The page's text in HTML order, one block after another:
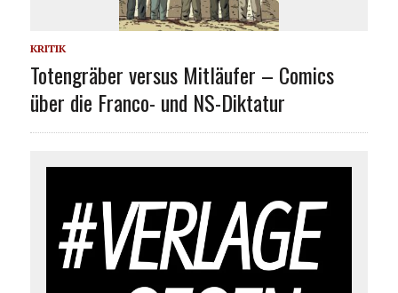
KRITIK
Totengräber versus Mitläufer – Comics
über die Franco- und NS-Diktatur